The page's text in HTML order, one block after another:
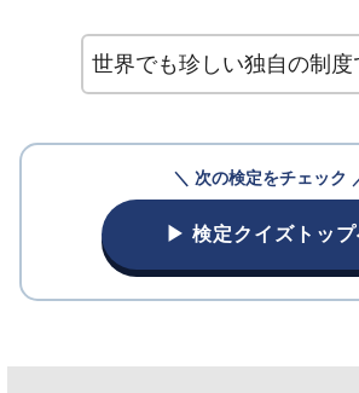
世界でも珍しい独自の制度
＼ 次の検定をチェック
▶ 検定クイズトッ